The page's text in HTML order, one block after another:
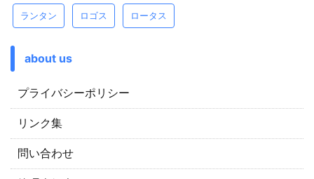
ランタン ロゴス ロータス
about us
プライバシーポリシー
リンク集
問い合わせ